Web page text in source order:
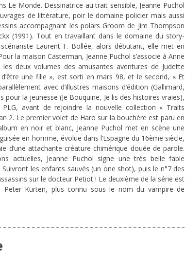
Le Monde. Dessinatrice au trait sensible, Jeanne Puchol
de littérature, poir le domaine policier mais aussi
accompagnant les polars Groom de Jim Thompson
(1991). Tout en travaillant dans le domaine du story-
Laurent F. Bollée, alors débutant, elle met en
la maison Casterman, Jeanne Puchol s’associe à Anne
deux volumes des amusantes aventures de Judette
une fille », est sorti en mars 98, et le second, « Et
avec d’illustres maisons d’édition (Gallimard,
la jeunesse (Je Bouquine, Je lis des histoires vraies),
avant de rejoindre la nouvelle collection « Traits
2. Le premier volet de Haro sur la bouchère est paru en
en noir et blanc, Jeanne Puchol met en scène une
en homme, évolue dans l’Espagne du 16ème siècle,
d’une attachante créature chimérique douée de parole.
actuelles, Jeanne Puchol signe une très belle fable
les enfants sauvés (un one shot), puis le n°7 des
sur le docteur Petiot ! Le deuxième de la série est
Kürten, plus connu sous le nom du vampire de